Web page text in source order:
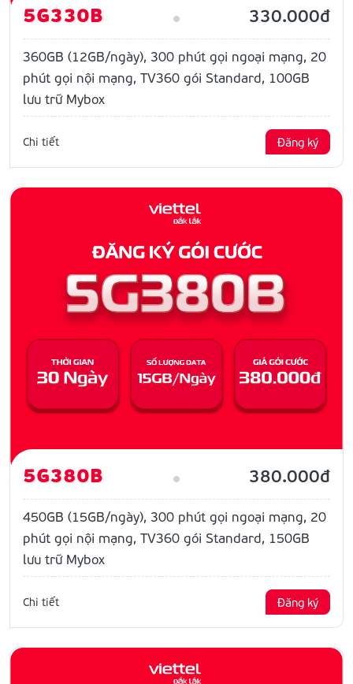
5G330B 330.000đ
360GB (12GB/ngày), 300 phút gọi ngoại mạng, 20
phút gọi nội mạng, TV360 gói Standard, 100GB
lưu trữ Mybox
Chi tiết Đăng ký
5G380B 380.000đ
450GB (15GB/ngày), 300 phút gọi ngoại mạng, 20
phút gọi nội mạng, TV360 gói Standard, 150GB
lưu trữ Mybox
Chi tiết Đăng ký